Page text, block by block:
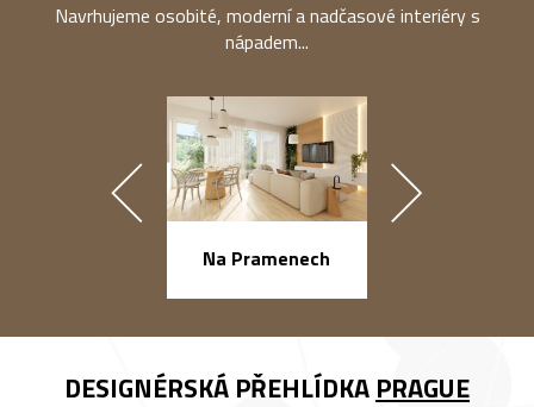
Navrhujeme osobité, moderní a nadčasové interiéry s
nápadem...
Na Pramenech
DESIGNÉRSKÁ PŘEHLÍDKA PRAGUE